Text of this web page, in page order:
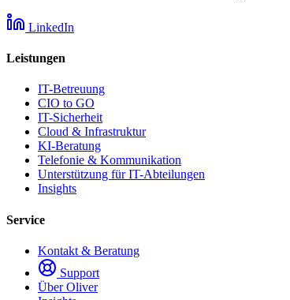
LinkedIn
Leistungen
IT-Betreuung
CIO to GO
IT-Sicherheit
Cloud & Infrastruktur
KI-Beratung
Telefonie & Kommunikation
Unterstützung für IT-Abteilungen
Insights
Service
Kontakt & Beratung
Support
Über Oliver